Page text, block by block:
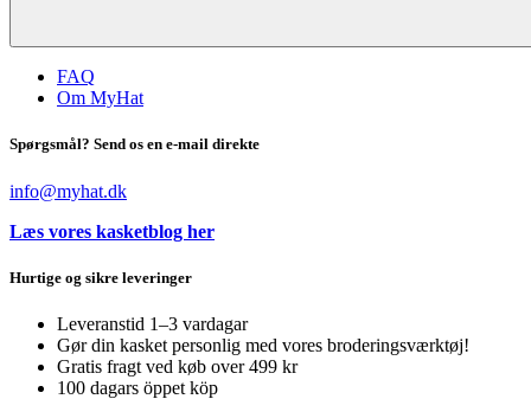
FAQ
Om MyHat
Spørgsmål? Send os en e-mail direkte
info@myhat.dk
Læs vores kasketblog her
Hurtige og sikre leveringer
Leveranstid 1–3 vardagar
Gør din kasket personlig med vores broderingsværktøj!
Gratis fragt ved køb over 499 kr
100 dagars öppet köp